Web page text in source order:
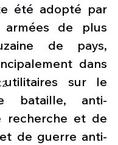
été adopté par
de plus
de pays,
dans
sur le
bataille, anti-
recherche et de
de guerre anti-